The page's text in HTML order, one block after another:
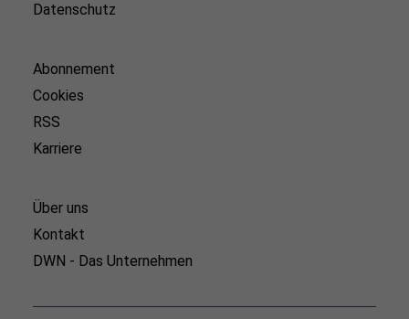
Datenschutz
Abonnement
Cookies
RSS
Karriere
Über uns
Kontakt
DWN - Das Unternehmen